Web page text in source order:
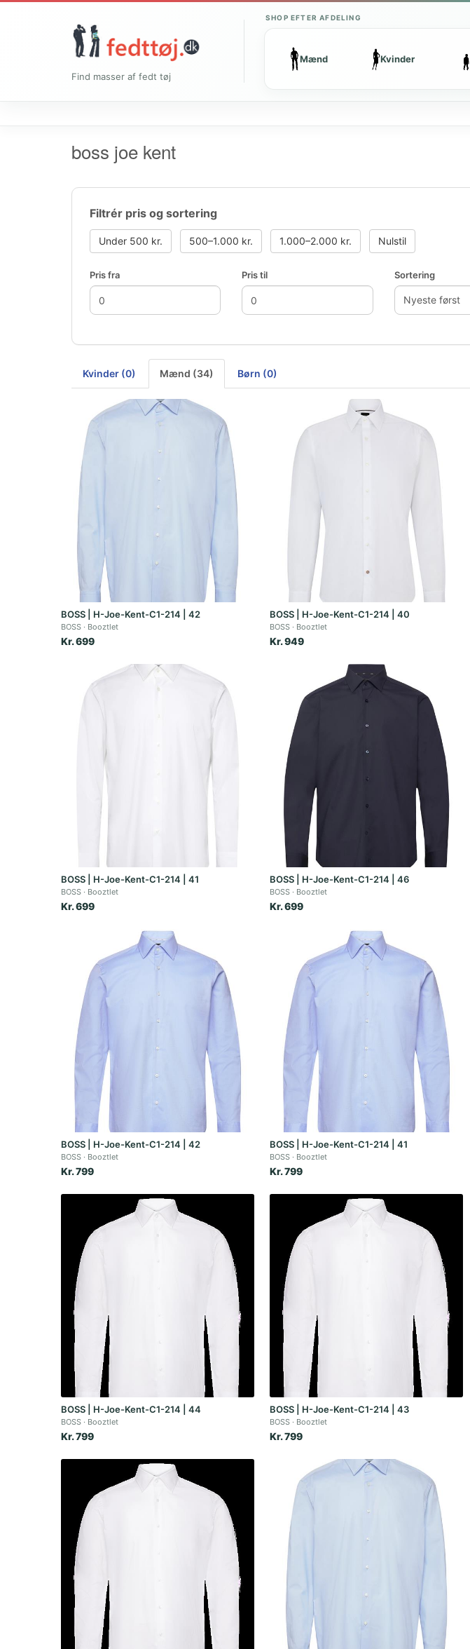
Find masser af fedt tøj
SHOP EFTER AFDELING
Mænd Kvinder
boss joe kent
Filtrér pris og sortering
Under 500 kr. 500–1.000 kr. 1.000–2.000 kr. Nulstil
Pris fra Pris til Sortering
Kvinder (0) Mænd (34) Børn (0)
BOSS | H-Joe-Kent-C1-214 | 42
BOSS Booztlet
Kr. 699
BOSS | H-Joe-Kent-C1-214 | 40
BOSS Booztlet
Kr. 949
BOSS | H-Joe-Kent-C1-214 | 41
BOSS Booztlet
Kr. 699
BOSS | H-Joe-Kent-C1-214 | 46
BOSS Booztlet
Kr. 699
BOSS | H-Joe-Kent-C1-214 | 42
BOSS Booztlet
Kr. 799
BOSS | H-Joe-Kent-C1-214 | 41
BOSS Booztlet
Kr. 799
BOSS | H-Joe-Kent-C1-214 | 44
BOSS Booztlet
Kr. 799
BOSS | H-Joe-Kent-C1-214 | 43
BOSS Booztlet
Kr. 799